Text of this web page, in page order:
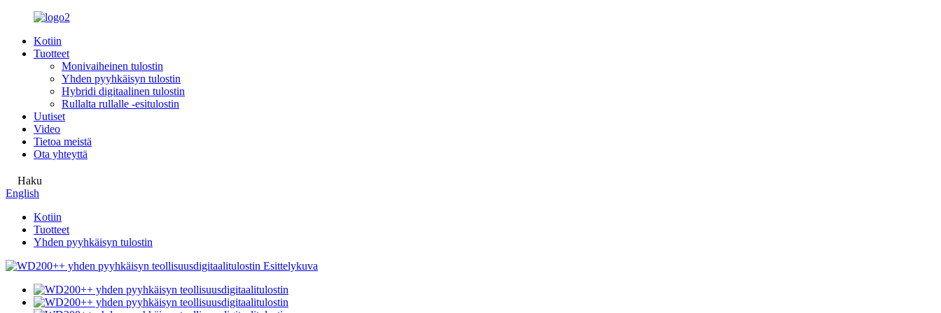
Kotiin
Tuotteet
Monivaiheinen tulostin
Yhden pyyhkäisyn tulostin
Hybridi digitaalinen tulostin
Rullalta rullalle -esitulostin
Uutiset
Video
Tietoa meistä
Ota yhteyttä
Haku
English
Kotiin
Tuotteet
Yhden pyyhkäisyn tulostin